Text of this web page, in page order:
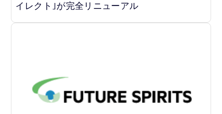
イレクト｣が完全リニューアル